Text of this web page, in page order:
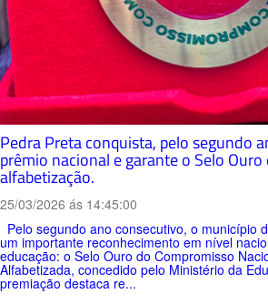
Pedra Preta conquista, pelo segundo
prêmio nacional e garante o Selo Ouro
alfabetização.
25/03/2026 ás 14:45:00
Pelo segundo ano consecutivo, o município
um importante reconhecimento em nível
educação: o Selo Ouro do Compromisso
Alfabetizada, concedido pelo Ministério da
premiação destaca re...